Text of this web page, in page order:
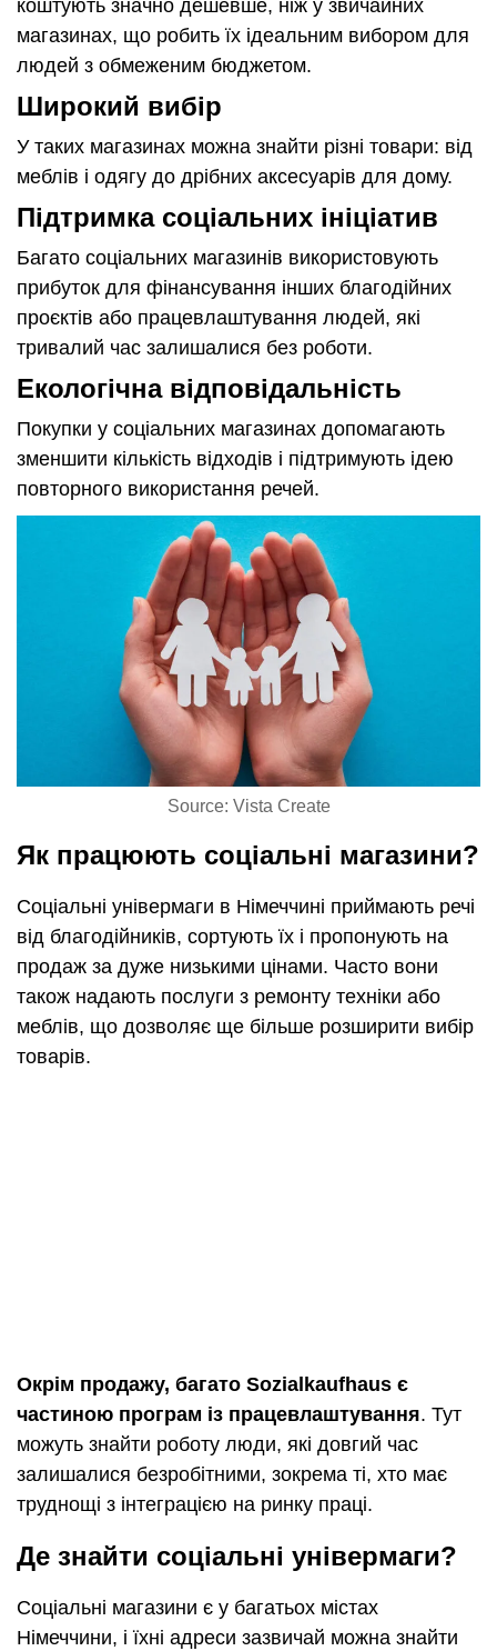
коштують значно дешевше, ніж у звичайних
магазинах, що робить їх ідеальним вибором для
людей з обмеженим бюджетом.
Широкий вибір
У таких магазинах можна знайти різні товари: від
меблів і одягу до дрібних аксесуарів для дому.
Підтримка соціальних ініціатив
Багато соціальних магазинів використовують
прибуток для фінансування інших благодійних
проєктів або працевлаштування людей, які
тривалий час залишалися без роботи.
Екологічна відповідальність
Покупки у соціальних магазинах допомагають
зменшити кількість відходів і підтримують ідею
повторного використання речей.
Source: Vista Create
Як працюють соціальні магазини?
Соціальні універмаги в Німеччині приймають речі
від благодійників, сортують їх і пропонують на
продаж за дуже низькими цінами. Часто вони
також надають послуги з ремонту техніки або
меблів, що дозволяє ще більше розширити вибір
товарів.
Окрім продажу, багато Sozialkaufhaus є
частиною програм із працевлаштування. Тут
можуть знайти роботу люди, які довгий час
залишалися безробітними, зокрема ті, хто має
труднощі з інтеграцією на ринку праці.
Де знайти соціальні універмаги?
Соціальні магазини є у багатьох містах
Німеччини, і їхні адреси зазвичай можна знайти